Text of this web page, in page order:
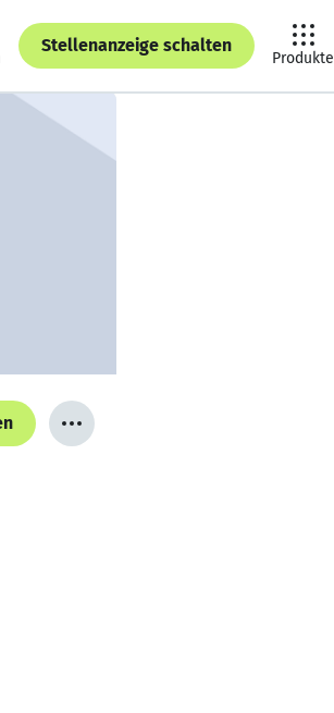
Stellenanzeige schalten
Produkte